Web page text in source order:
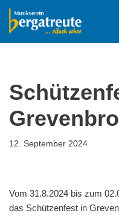
Zum
12. September 2024
Vom 31.8.2024 bis zum
das Schützenfest in